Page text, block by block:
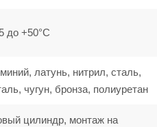
до +50°C
латунь, нитрил, сталь,
чугун, бронза, полиуретан
цилиндр, монтаж на